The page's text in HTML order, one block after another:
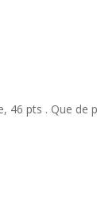
pts . Que de